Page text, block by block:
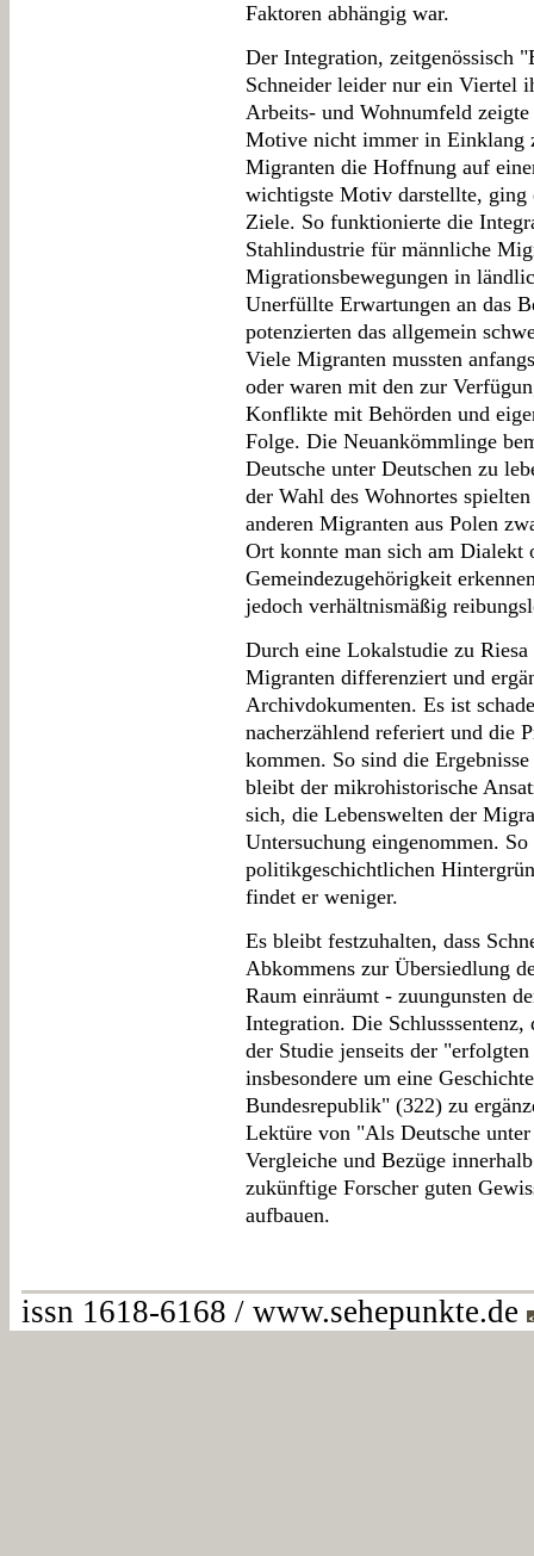
Faktoren abhängig war.
Der Integration, zeitgenössisch
Schneider leider nur ein Viertel
Arbeits- und Wohnumfeld
Motive nicht immer in Einklang
Migranten die Hoffnung auf
wichtigste Motiv darstellte,
Ziele. So funktionierte die
Stahlindustrie für männliche
Migrationsbewegungen in
Unerfüllte Erwartungen an das
potenzierten das allgemein
Viele Migranten mussten
oder waren mit den zur
Konflikte mit Behörden und
Folge. Die Neuankömmlinge
Deutsche unter Deutschen zu
der Wahl des Wohnortes
anderen Migranten aus Polen
Ort konnte man sich am Dialekt
Gemeindezugehörigkeit
jedoch verhältnismäßig
Durch eine Lokalstudie zu
Migranten differenziert und
Archivdokumenten. Es ist
nacherzählend referiert und die
kommen. So sind die
bleibt der mikrohistorische
sich, die Lebenswelten der
Untersuchung eingenommen.
politikgeschichtlichen
findet er weniger.
Es bleibt festzuhalten, dass
Abkommens zur Übersiedlung
Raum einräumt - zuungunsten
Integration. Die Schlusssentenz,
der Studie jenseits der
insbesondere um eine
Bundesrepublik" (322) zu
Lektüre von "Als Deutsche
Vergleiche und Bezüge
zukünftige Forscher guten
aufbauen.
issn 1618-6168 / www.sehepunkte.de